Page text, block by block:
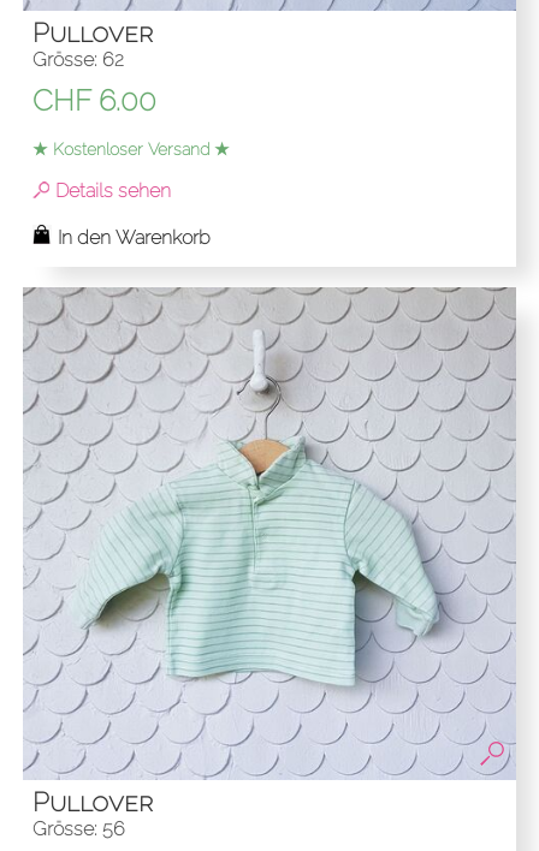
Pullover
Grösse: 62
CHF6.00
★ Kostenloser Versand ★
Details sehen
Pullover
Grösse: 56